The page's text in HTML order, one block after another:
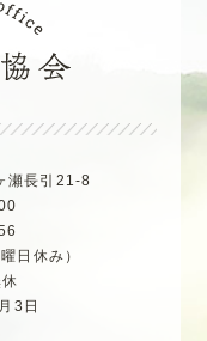
瀬長引21-8
日休み）
休
3日